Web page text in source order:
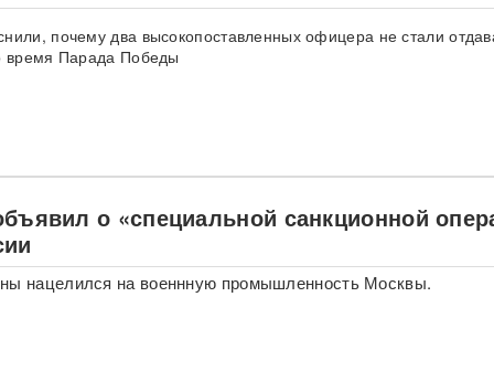
почему два высокопоставленных офицера не стали
время Парада Победы
о «специальной санкционной
нацелился на военнную промышленность Москвы.